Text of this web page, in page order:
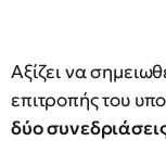
Αξίζει να
επιτροπής του
δύο